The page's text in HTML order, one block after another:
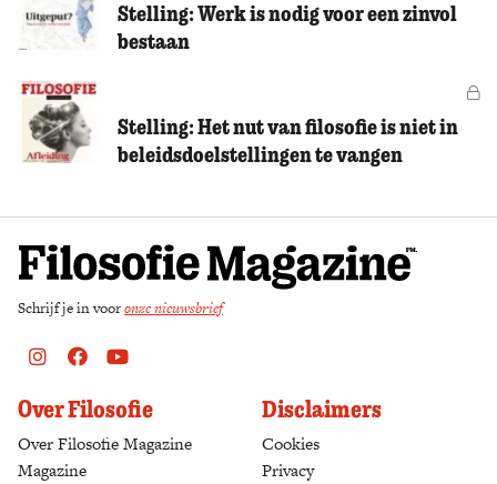
Stelling: Werk is nodig voor een zinvol
bestaan
Stelling: Het nut van filosofie is niet in
beleidsdoelstellingen te vangen
Schrijf je in vooronze nieuwsbrief
Instagram
FacebookYoutube
Over Filosofie
Over Filosofie Magazine
Magazine
Disclaimers
Cookies
Privacy